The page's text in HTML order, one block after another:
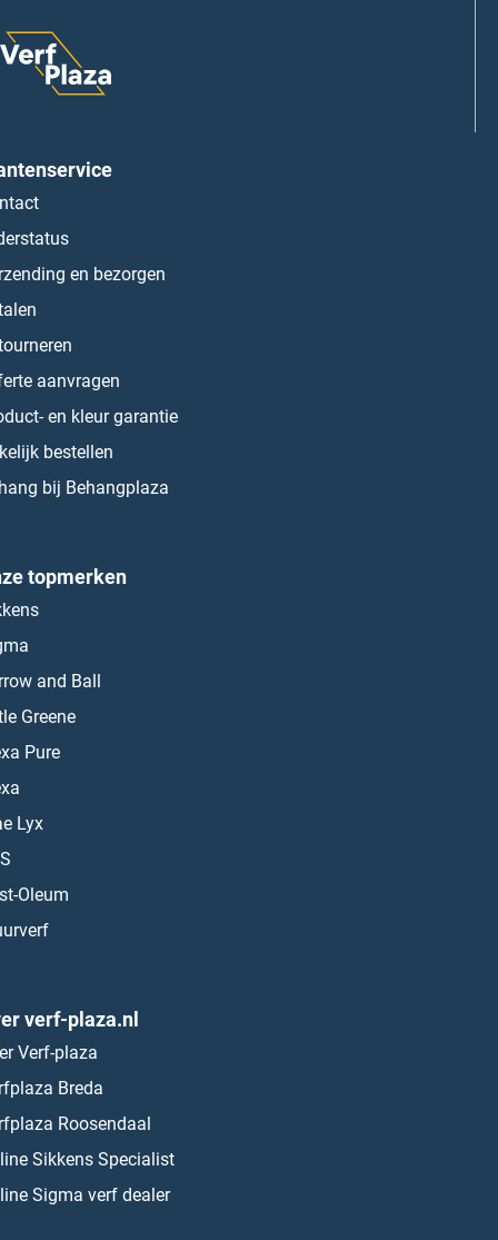
en bezorgen
aanvragen
en kleur garantie
bestellen
bij Behangplaza
topmerken
and Ball
Greene
Pure
Lyx
Oleum
verf-plaza.nl
Verf-plaza
Breda
Roosendaal
Sikkens Specialist
Sigma verf dealer